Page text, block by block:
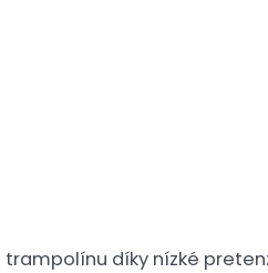
díky nízké